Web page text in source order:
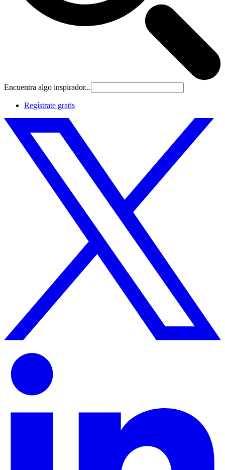
Encuentra algo inspirador...
Regístrate gratis